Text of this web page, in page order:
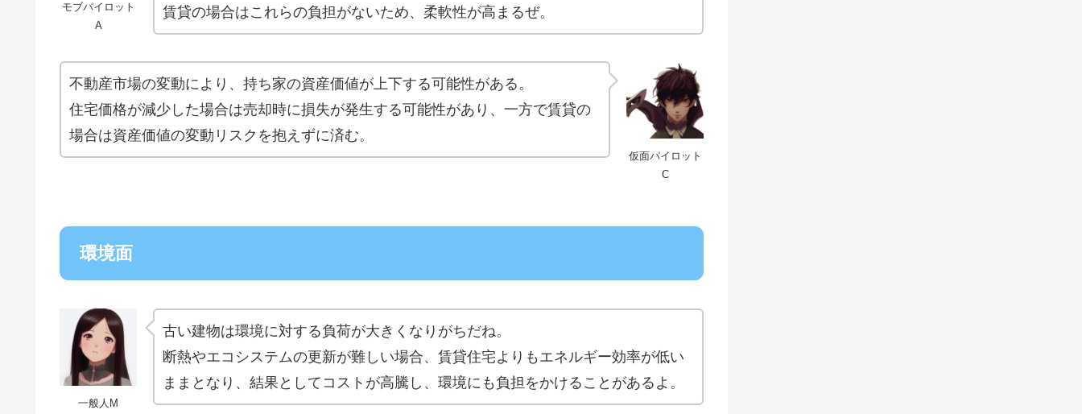
モブパイロット
A
賃貸の場合はこれらの負担がないため、柔軟性が高まるぜ。
仮面パイロット
C
不動産市場の変動により、持ち家の資産価値が上下する可能性がある。
住宅価格が減少した場合は売却時に損失が発生する可能性があり、一方で賃貸の
場合は資産価値の変動リスクを抱えずに済む。
環境面
一般人M
古い建物は環境に対する負荷が大きくなりがちだね。
断熱やエコシステムの更新が難しい場合、賃貸住宅よりもエネルギー効率が低い
ままとなり、結果としてコストが高騰し、環境にも負担をかけることがあるよ。